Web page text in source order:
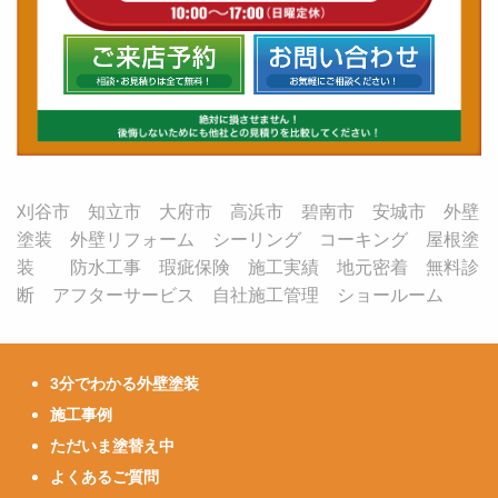
刈谷市 知立市 大府市 高浜市 碧南市 安城市 外壁
塗装 外壁リフォーム シーリング コーキング 屋根塗
装 防水工事 瑕疵保険 施工実績 地元密着 無料診
断 アフターサービス 自社施工管理 ショールーム
3分でわかる外壁塗装
施工事例
ただいま塗替え中
よくあるご質問